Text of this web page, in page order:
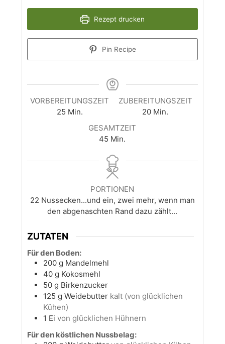
Rezept drucken
Pin Recipe
VORBEREITUNGSZEIT
25Minuten
Min.
ZUBEREITUNGSZEIT
20Minuten
Min.
GESAMTZEIT
45 Minuten
Min.
PORTIONEN
22 Nussecken...und ein, zwei mehr, wenn man
den abgenaschten Rand dazu zählt...
ZUTATEN
Für den Boden:
200 g Mandelmehl
40 g Kokosmehl
50 g Birkenzucker
125 g Weidebutter kalt (von glücklichen
Kühen)
1 Ei von glücklichen Hühnern
Für den köstlichen Nussbelag: